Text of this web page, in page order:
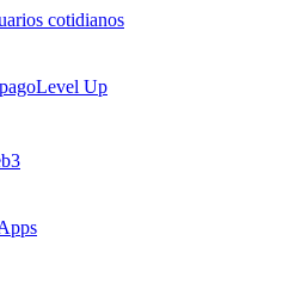
cotidianos
Level Up